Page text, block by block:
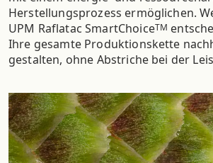
Herstellungsprozess ermöglichen.
UPM Raflatac SmartChoiceTM
Ihre gesamte Produktionskette
gestalten, ohne Abstriche bei der